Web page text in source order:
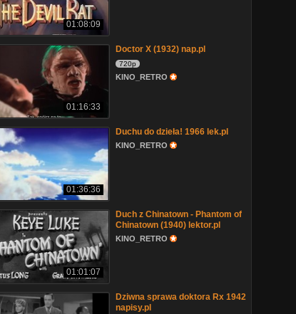
01:08:09
01:16:33
Doctor X (1932) nap.pl
720p
KINO_RETRO
01:36:36
Duchu do dzieła! 1966 lek.pl
KINO_RETRO
01:01:07
Duch z Chinatown - Phantom of
Chinatown (1940) lektor.pl
KINO_RETRO
Dziwna sprawa doktora Rx 1942
napisy.pl